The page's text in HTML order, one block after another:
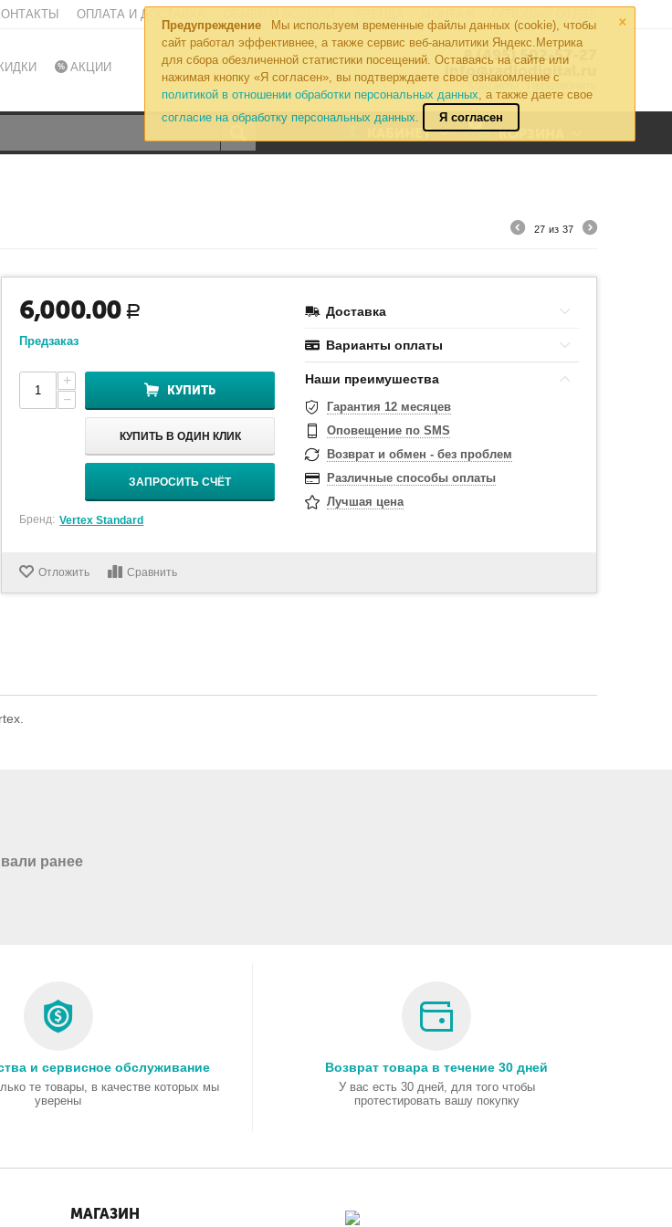
×
Предупреждение
Мы используем временные файлы данных (cookie), чтобы
сайт работал эффективнее, а также сервис веб-аналитики Яндекс.Метрика
для сбора обезличенной статистики посещений. Оставаясь на сайте или
нажимая кнопку «Я согласен», вы подтверждаете свое ознакомление с
политикой в отношении обработки персональных данных, а также даете свое
согласие на обработку персональных данных.
Я согласен
ОПЛАТА И ДОСТАВКА
АКЦИИ
8 (495) 502-57-27
info@radiodigital.ru
Контакты Перезвонить
0
КОРЗИНА
КАБИНЕТ
27 из 37
6,000.00 Р
Предзаказ
+
−
КУПИТЬ
КУПИТЬ В ОДИН КЛИК
ЗАПРОСИТЬ СЧЁТ
Бренд: Vertex Standard
Доставка
Варианты оплаты
Наши преимушества
Гарантия 12 месяцев
Оповещение по SMS
Возврат и обмен - без проблем
Различные способы оплаты
Лучшая цена
Отложить Сравнить
ранее
и сервисное обслуживание
те товары, в качестве которых мы
уверены
Возврат товара в течение 30 дней
У вас есть 30 дней, для того чтобы
протестировать вашу покупку
МАГАЗИН